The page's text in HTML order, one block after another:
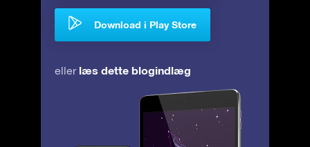
Download i Play Store
eller læs dette blogindlæg